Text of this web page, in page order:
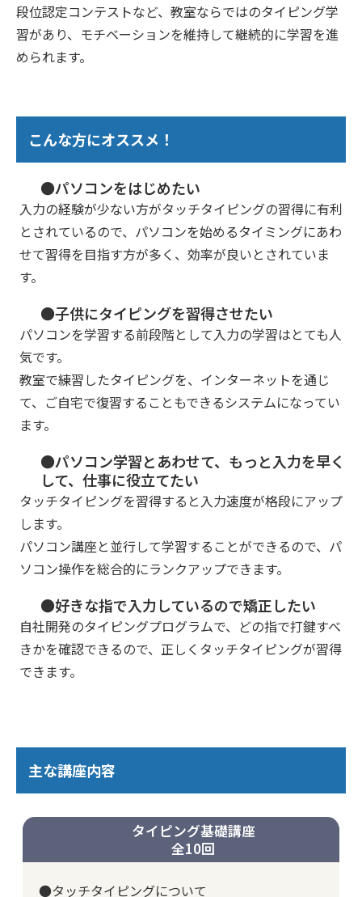
段位認定コンテストなど、教室ならではのタイピング学
習があり、モチベーションを維持して継続的に学習を進
められます。
こんな方にオススメ！
●パソコンをはじめたい
入力の経験が少ない方がタッチタイピングの習得に有利
とされているので、パソコンを始めるタイミングにあわ
せて習得を目指す方が多く、効率が良いとされていま
す。
●子供にタイピングを習得させたい
パソコンを学習する前段階として入力の学習はとても人
気です。
教室で練習したタイピングを、インターネットを通じ
て、ご自宅で復習することもできるシステムになってい
ます。
●パソコン学習とあわせて、もっと入力を早く
して、仕事に役立てたい
タッチタイピングを習得すると入力速度が格段にアップ
します。
パソコン講座と並行して学習することができるので、パ
ソコン操作を総合的にランクアップできます。
●好きな指で入力しているので矯正したい
自社開発のタイピングプログラムで、どの指で打鍵すべ
きかを確認できるので、正しくタッチタイピングが習得
できます。
主な講座内容
タイピング基礎講座
全10回
●タッチタイピングについて